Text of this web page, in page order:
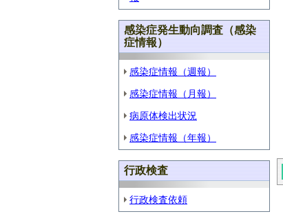
感染症発生動向調査（感染
症情報）
感染症情報（週報）
感染症情報（月報）
病原体検出状況
感染症情報（年報）
行政検査
行政検査依頼